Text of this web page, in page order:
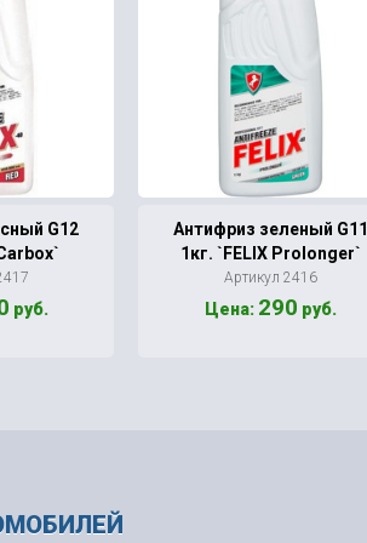
G12
руб.
Антифриз зеленый G11
1кг. `FELIX Prolonger`
Артикул 2416
Цена: 290 руб.